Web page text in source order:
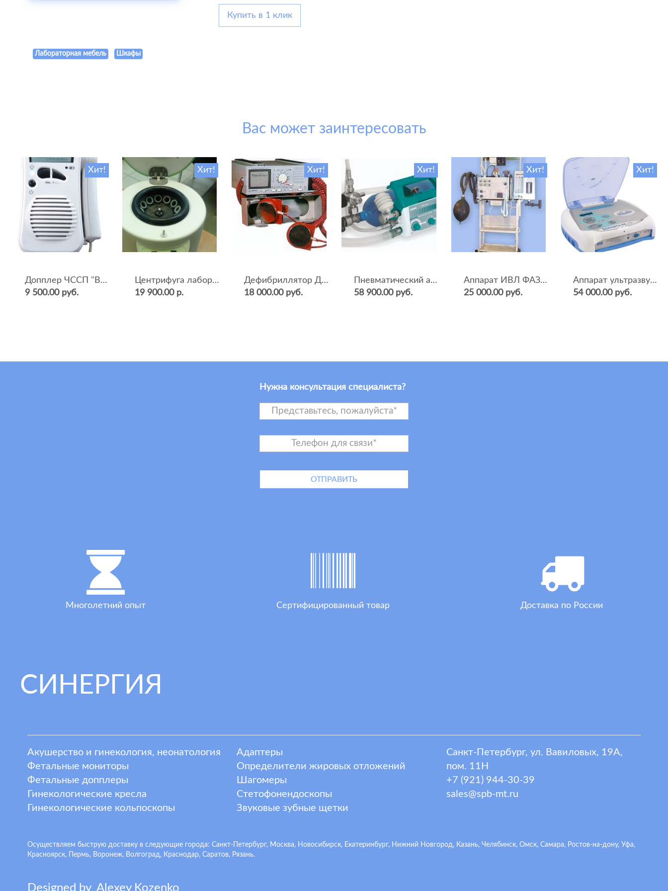
Купить в 1 клик
Лабораторная мебель Шкафы
Вас может заинтересовать
Хит!
Допплер ЧССП "BF-500++" (фетальный, ультразвуковой)
9 500.00 руб.
Хит!
Центрифуга лабораторная СМ-12 (4000 об.мин, 12 пробирок)
19 900.00 р.
Хит!
Дефибриллятор ДКИ-Н-04
18 000.00 руб.
Хит!
Пневматический аппарат ИВЛ и оксигенотерапии портативный АИВЛп-2/20-«ТМТ»
58 900.00 руб.
Хит!
Аппарат ИВЛ ФАЗА-5НР
25 000.00 руб.
Хит!
Аппарат ультразвуковой терапии Sonopulse (мультичастотный 1 и 3 Мгц)
54 000.00 руб.
Нужна консультация специалиста?
Многолетний опыт Сертифицированный товар Доставка по России
СИНЕРГИЯ
Акушерство и гинекология, неонатология
Фетальные мониторы
Фетальные допплеры
Гинекологические кресла
Гинекологические кольпоскопы
Адаптеры
Определители жировых отложений
Шагомеры
Стетофонендоскопы
Звуковые зубные щетки
Санкт-Петербург, ул. Вавиловых, 19А,
пом. 11Н
+7 (921) 944-30-39
sales@spb-mt.ru
Осуществляем быструю доставку в следующие города: Санкт-Петербург, Москва, Новосибирск, Екатеринбург, Нижний Новгород, Казань, Челябинск, Омск, Самара, Ростов-на-дону, Уфа,
Красноярск, Пермь, Воронеж, Волгоград, Краснодар, Саратов, Рязань.
Designed by A lexey Kozenko